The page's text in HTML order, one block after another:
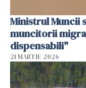
Ministrul Muncii
muncitorii
dispensabili"
21 MARTIE 2026